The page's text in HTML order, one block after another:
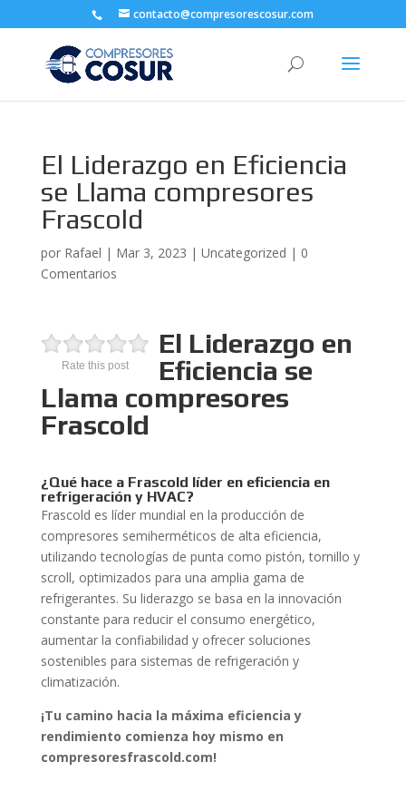
contacto@compresorescosur.com
El Liderazgo en Eficiencia
se Llama compresores
Frascold
por Rafael | Mar 3, 2023 | Uncategorized | 0
Comentarios
Rate this post
El Liderazgo en
Eficiencia se
Llama compresores
Frascold
¿Qué hace a Frascold líder en eficiencia en
refrigeración y HVAC?
Frascold es líder mundial en la producción de
compresores semiherméticos de alta eficiencia,
utilizando tecnologías de punta como pistón, tornillo y
scroll, optimizados para una amplia gama de
refrigerantes. Su liderazgo se basa en la innovación
constante para reducir el consumo energético,
aumentar la confiabilidad y ofrecer soluciones
sostenibles para sistemas de refrigeración y
climatización.
¡Tu camino hacia la máxima eficiencia y
rendimiento comienza hoy mismo en
compresoresfrascold.com!